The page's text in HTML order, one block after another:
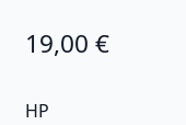
19,00 €
HP